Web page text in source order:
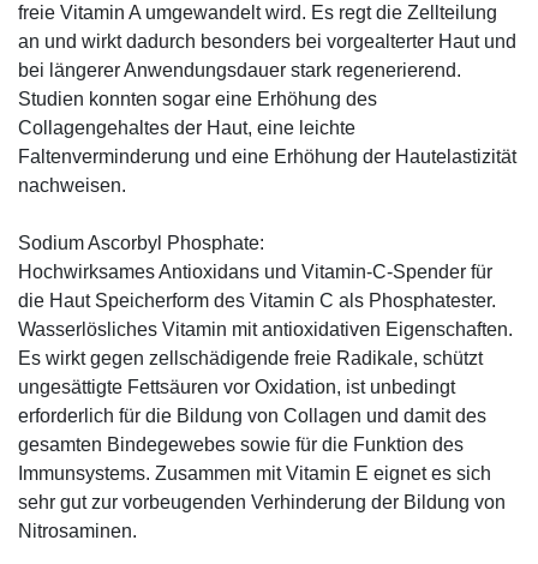
freie Vitamin A umgewandelt wird. Es regt die Zellteilung
an und wirkt dadurch besonders bei vorgealterter Haut und
bei längerer Anwendungsdauer stark regenerierend.
Studien konnten sogar eine Erhöhung des
Collagengehaltes der Haut, eine leichte
Faltenverminderung und eine Erhöhung der Hautelastizität
nachweisen.
Sodium Ascorbyl Phosphate:
Hochwirksames Antioxidans und Vitamin-C-Spender für
die Haut Speicherform des Vitamin C als Phosphatester.
Wasserlösliches Vitamin mit antioxidativen Eigenschaften.
Es wirkt gegen zellschädigende freie Radikale, schützt
ungesättigte Fettsäuren vor Oxidation, ist unbedingt
erforderlich für die Bildung von Collagen und damit des
gesamten Bindegewebes sowie für die Funktion des
Immunsystems. Zusammen mit Vitamin E eignet es sich
sehr gut zur vorbeugenden Verhinderung der Bildung von
Nitrosaminen.